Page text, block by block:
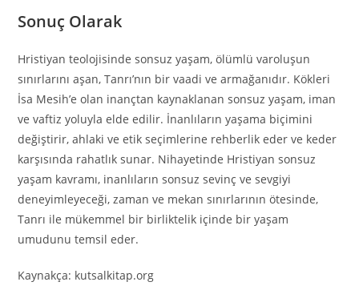
Sonuç Olarak
Hristiyan teolojisinde sonsuz yaşam, ölümlü varoluşun
sınırlarını aşan, Tanrı’nın bir vaadi ve armağanıdır. Kökleri
İsa Mesih’e olan inançtan kaynaklanan sonsuz yaşam, iman
ve vaftiz yoluyla elde edilir. İnanlıların yaşama biçimini
değiştirir, ahlaki ve etik seçimlerine rehberlik eder ve keder
karşısında rahatlık sunar. Nihayetinde Hristiyan sonsuz
yaşam kavramı, inanlıların sonsuz sevinç ve sevgiyi
deneyimleyeceği, zaman ve mekan sınırlarının ötesinde,
Tanrı ile mükemmel bir birliktelik içinde bir yaşam
umudunu temsil eder.
Kaynakça: kutsalkitap.org